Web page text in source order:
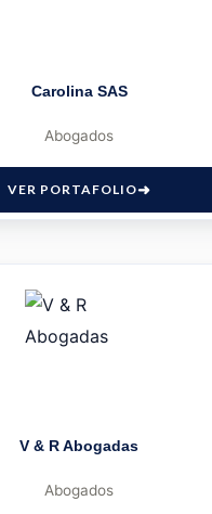
Carolina SAS
Abogados
VER PORTAFOLIO
V & R Abogadas
Abogados